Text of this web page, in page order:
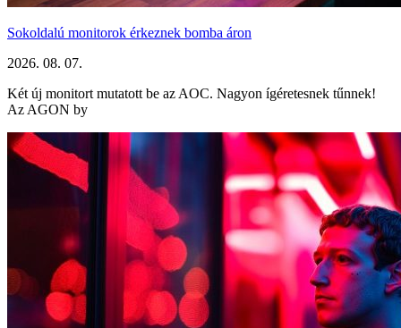
Sokoldalú monitorok érkeznek bomba áron
2026. 08. 07.
Két új monitort mutatott be az AOC. Nagyon ígéretesnek tűnnek!
Az AGON by